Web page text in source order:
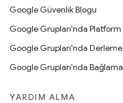
Google Güvenlik Blogu
Google Grupları'nda Platform
Google Grupları'nda Derleme
Google Grupları'nda Bağlama
YARDIM ALMA